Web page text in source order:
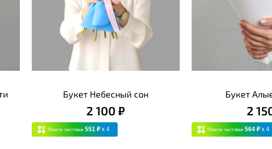
Букет Небесный сон
2 100 ₽
Плати частями 551 ₽ x 4
Букет
2
Плати частями 564 ₽ x 4